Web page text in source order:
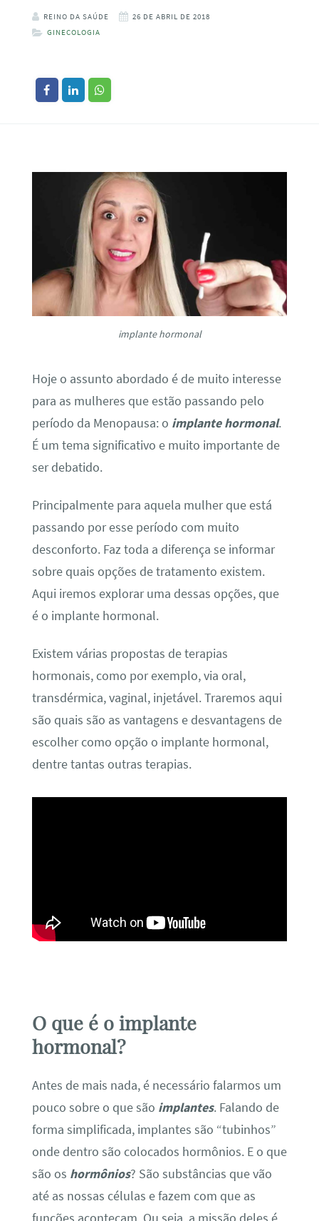
REINO DA SAÚDE
26 DE ABRIL DE 2018
GINECOLOGIA
implante hormonal
Hoje o assunto abordado é de muito interesse
para as mulheres que estão passando pelo
período da Menopausa: o implante hormonal.
É um tema significativo e muito importante de
ser debatido.
Principalmente para aquela mulher que está
passando por esse período com muito
desconforto. Faz toda a diferença se informar
sobre quais opções de tratamento existem.
Aqui iremos explorar uma dessas opções, que
é o implante hormonal.
Existem várias propostas de terapias
hormonais, como por exemplo, via oral,
transdérmica, vaginal, injetável. Traremos aqui
são quais são as vantagens e desvantagens de
escolher como opção o implante hormonal,
dentre tantas outras terapias.
O que é o implante
hormonal?
Antes de mais nada, é necessário falarmos um
pouco sobre o que são implantes. Falando de
forma simplificada, implantes são “tubinhos”
onde dentro são colocados hormônios. E o que
são os hormônios? São substâncias que vão
até as nossas células e fazem com que as
funções aconteçam. Ou seja, a missão deles é